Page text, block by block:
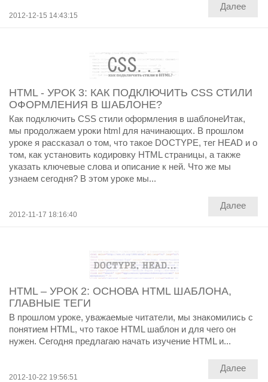
2012-12-15 14:43:15
Далее
HTML - УРОК 3: КАК ПОДКЛЮЧИТЬ CSS СТИЛИ
ОФОРМЛЕНИЯ В ШАБЛОНЕ?
Как подключить CSS стили оформления в шаблонеИтак,
мы продолжаем уроки html для начинающих. В прошлом
уроке я рассказал о том, что такое DOCTYPE, тег HEAD и о
том, как установить кодировку HTML страницы, а также
указать ключевые слова и описание к ней. Что же мы
узнаем сегодня? В этом уроке мы...
2012-11-17 18:16:40
Далее
HTML – УРОК 2: ОСНОВА HTML ШАБЛОНА,
ГЛАВНЫЕ ТЕГИ
В прошлом уроке, уважаемые читатели, мы знакомились с
понятием HTML, что такое HTML шаблон и для чего он
нужен. Сегодня предлагаю начать изучение HTML и...
2012-10-22 19:56:51
Далее